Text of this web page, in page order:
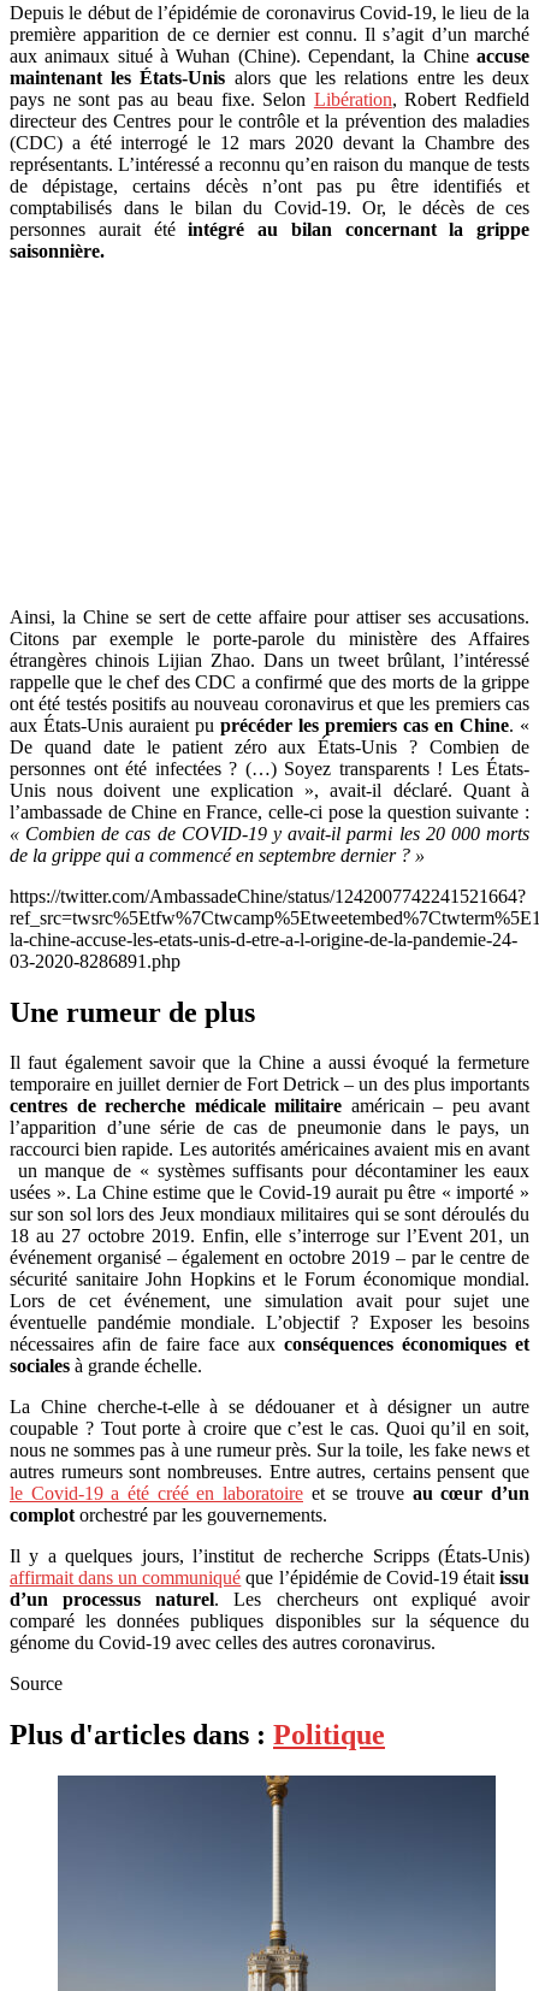
Depuis le début de l’épidémie de coronavirus Covid-19, le lieu de la
première apparition de ce dernier est connu. Il s’agit d’un marché
aux animaux situé à Wuhan (Chine). Cependant, la Chine accuse
maintenant les États-Unis alors que les relations entre les deux
pays ne sont pas au beau fixe. Selon Libération, Robert Redfield
directeur des Centres pour le contrôle et la prévention des maladies
(CDC) a été interrogé le 12 mars 2020 devant la Chambre des
représentants. L’intéressé a reconnu qu’en raison du manque de tests
de dépistage, certains décès n’ont pas pu être identifiés et
comptabilisés dans le bilan du Covid-19. Or, le décès de ces
personnes aurait étéintégré au bilan concernant la grippe
saisonnière.
Ainsi, la Chine se sert de cette affaire pour attiser ses accusations.
Citons par exemple le porte-parole du ministère des Affaires
étrangères chinois Lijian Zhao. Dans un tweet brûlant, l’intéressé
rappelle que le chef des CDC a confirmé que des morts de la grippe
ont été testés positifs au nouveau coronavirus et que les premiers cas
aux États-Unis auraient pu précéder les premiers cas en Chine. «
De quand date le patient zéro aux États-Unis ? Combien de
personnes ont été infectées ? (…) Soyez transparents ! Les États-
Unis nous doivent une explication », avait-il déclaré. Quant à
l’ambassade de Chine en France, celle-ci pose la question suivante :
« Combien de cas de COVID-19 y avait-il parmi les 20 000 morts
de la grippe qui a commencé en septembre dernier ? »
https://twitter.com/AmbassadeChine/status/1242007742241521664?
la-chine-accuse-les-etats-unis-d-etre-a-l-origine-de-la-pandemie-24-
03-2020-8286891.php
Une rumeur de plus
Il faut également savoir que la Chine a aussi évoqué la fermeture
temporaire en juillet dernier de Fort Detrick – un des plus importants
centres de recherche médicale militaire américain – peu avant
l’apparition d’une série de cas de pneumonie dans le pays, un
raccourci bien rapide. Les autorités américaines avaient mis en avant
un manque de « systèmes suffisants pour décontaminer les eaux
usées ». La Chine estime que le Covid-19 aurait pu être « importé »
sur son sol lors des Jeux mondiaux militaires qui se sont déroulés du
18 au 27 octobre 2019. Enfin, elle s’interroge sur l’Event 201, un
événement organisé – également en octobre 2019 – par le centre de
sécurité sanitaire John Hopkins et le Forum économique mondial.
Lors de cet événement, une simulation avait pour sujet une
éventuelle pandémie mondiale. L’objectif ? Exposer les besoins
nécessaires afin de faire face aux conséquences économiques et
sociales à grande échelle.
La Chine cherche-t-elle à se dédouaner et à désigner un autre
coupable ? Tout porte à croire que c’est le cas. Quoi qu’il en soit,
nous ne sommes pas à une rumeur près. Sur la toile, les fake news et
autres rumeurs sont nombreuses. Entre autres, certains pensent que
le Covid-19 a été créé en laboratoire et se trouve au cœur d’un
complotorchestré par les gouvernements.
Il y a quelques jours, l’institut de recherche Scripps (États-Unis)
affirmait dans un communiqué que l’épidémie de Covid-19 étaitissu
d’un processus naturel. Les chercheurs ont expliqué avoir
comparé les données publiques disponibles sur la séquence du
génome du Covid-19 avec celles des autres coronavirus.
Source
Plus d'articles dans : Politique